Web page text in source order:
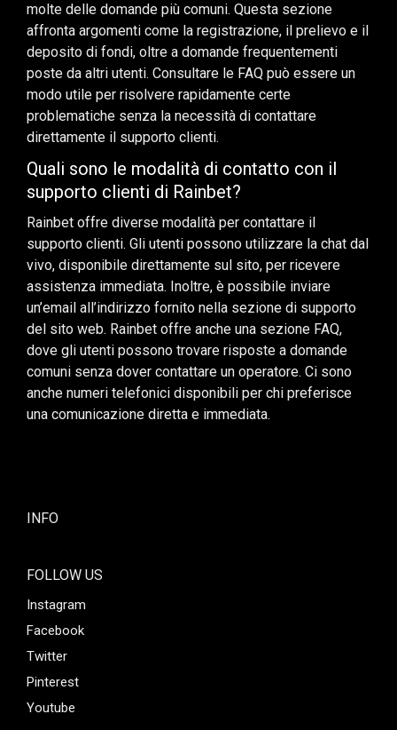
molte delle domande più comuni. Questa sezione
affronta argomenti come la registrazione, il prelievo e il
deposito di fondi, oltre a domande frequentementi
poste da altri utenti. Consultare le FAQ può essere un
modo utile per risolvere rapidamente certe
problematiche senza la necessità di contattare
direttamente il supporto clienti.
Quali sono le modalità di contatto con il
supporto clienti di Rainbet?
Rainbet offre diverse modalità per contattare il
supporto clienti. Gli utenti possono utilizzare la chat dal
vivo, disponibile direttamente sul sito, per ricevere
assistenza immediata. Inoltre, è possibile inviare
un’email all’indirizzo fornito nella sezione di supporto
del sito web. Rainbet offre anche una sezione FAQ,
dove gli utenti possono trovare risposte a domande
comuni senza dover contattare un operatore. Ci sono
anche numeri telefonici disponibili per chi preferisce
una comunicazione diretta e immediata.
INFO
FOLLOW US
Instagram
Facebook
Twitter
Pinterest
Youtube